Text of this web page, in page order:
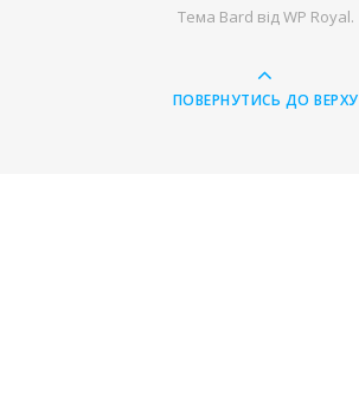
Тема Bard відWP Royal.
ПОВЕРНУТИСЬ ДО ВЕРХУ